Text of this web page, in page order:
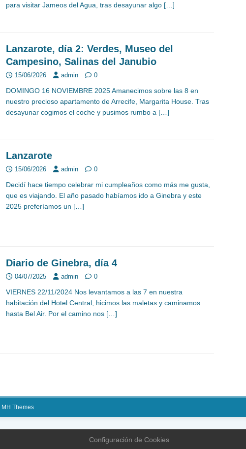
para visitar Jameos del Agua, tras desayunar algo […]
Lanzarote, día 2: Verdes, Museo del
Campesino, Salinas del Janubio
15/06/2026 admin 0
DOMINGO 16 NOVIEMBRE 2025 Amanecimos sobre las 8 en
nuestro precioso apartamento de Arrecife, Margarita House. Tras
desayunar cogimos el coche y pusimos rumbo a […]
Lanzarote
15/06/2026 admin 0
Decidí hace tiempo celebrar mi cumpleaños como más me gusta,
que es viajando. El año pasado habíamos ido a Ginebra y este
2025 preferíamos un […]
Diario de Ginebra, día 4
04/07/2025 admin 0
VIERNES 22/11/2024 Nos levantamos a las 7 en nuestra
habitación del Hotel Central, hicimos las maletas y caminamos
hasta Bel Air. Por el camino nos […]
MH Themes
Configuración de Cookies